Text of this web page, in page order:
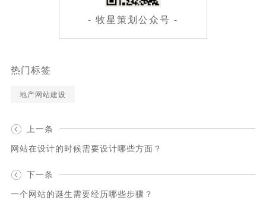
- 牧星策划公众号 -
热门标签
地产网站建设
上一条
网站在设计的时候需要设计哪些方面？
下一条
一个网站的诞生需要经历哪些步骤？